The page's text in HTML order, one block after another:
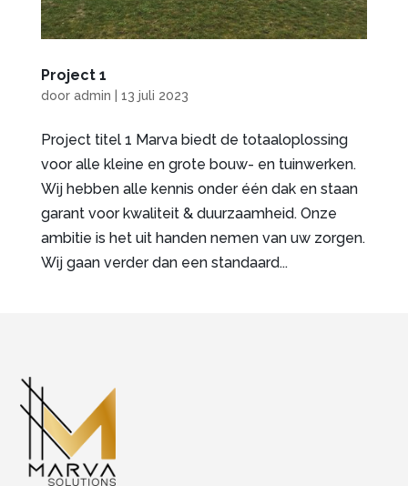
Project 1
door admin 13 juli 2023
Project titel 1 Marva biedt de totaaloplossing
voor alle kleine en grote bouw- en tuinwerken.
Wij hebben alle kennis onder één dak en staan
garant voor kwaliteit & duurzaamheid. Onze
ambitie is het uit handen nemen van uw zorgen.
Wij gaan verder dan een standaard...